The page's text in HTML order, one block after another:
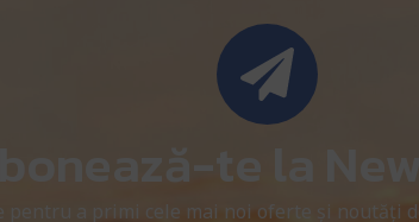
te la
pentru a primi cele mai noi oferte și noutăți